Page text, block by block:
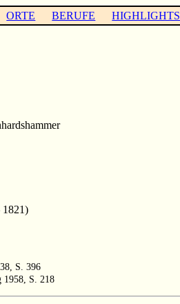
ORTE BERUFE HIGHLIGHTS
1821)
S. 396
1958, S. 218